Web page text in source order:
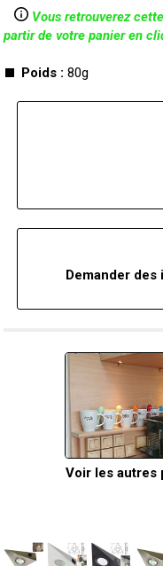
Vous retrouverez
partir de votre panier en
Poids : 80g
Demander
Voir les autres